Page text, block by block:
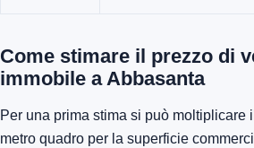
Come stimare il prezzo di
immobile a Abbasanta
Per una prima stima si può moltiplicare
metro quadro per la superficie